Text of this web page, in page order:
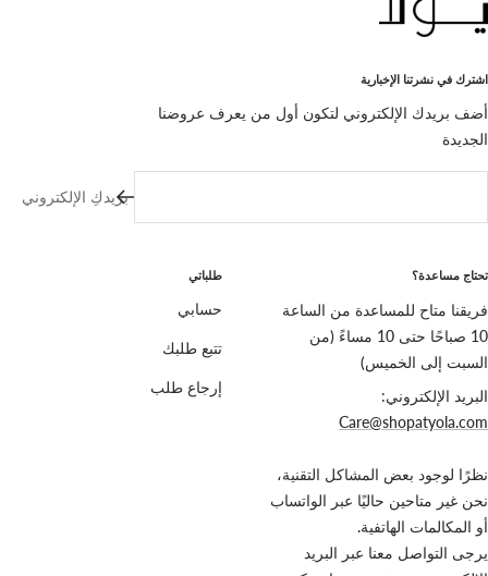
اشترك في نشرتنا الإخبارية
أضف بريدك الإلكتروني لتكون أول من يعرف عروضنا
الجديدة
بريدكِ الإلكتروني
تحتاج مساعدة؟
فريقنا متاح للمساعدة من الساعة
10 صباحًا حتى 10 مساءً (من
السبت إلى الخميس)
البريد الإلكتروني:
Care@shopatyola.com
نظرًا لوجود بعض المشاكل التقنية،
نحن غير متاحين حاليًا عبر الواتساب
أو المكالمات الهاتفية.
يرجى التواصل معنا عبر البريد
طلباتي
حسابي
تتبع طلبك
إرجاع طلب